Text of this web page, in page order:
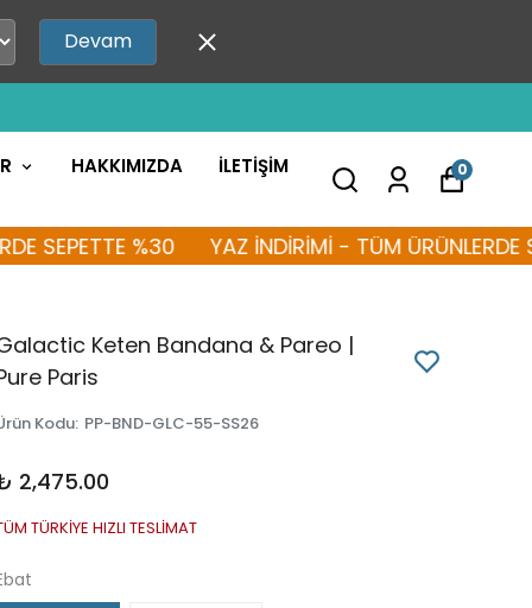
Devam
HAKKIMIZDA İLETİŞİM 0
%30 YAZ İNDİRİMİ - TÜM ÜRÜNLERDE
Keten Bandana & Pareo |
Paris
Kodu: PP-BND-GLC-55-SS26
2,475.00
TÜRKİYE HIZLI TESLİMAT